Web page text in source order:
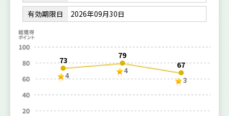
有効期限日
2026年09月30日
73
4
79
4
67
3